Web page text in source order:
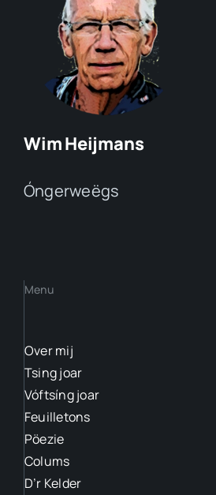
Wim Heijmans
Óngerweëgs
Menu
Over mij
Tsing joar
Vóftsíng joar
Feuilletons
Pöezie
Colums
D’r Kelder